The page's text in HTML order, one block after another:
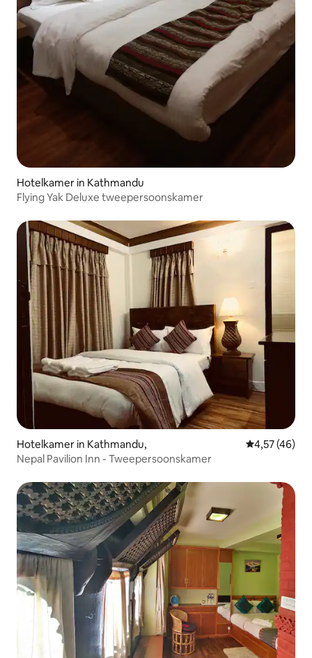
Hotelkamer in Kathmandu
Flying Yak Deluxe tweepersoonskamer
Hotelkamer in Kathmandu, Gemiddelde
4,57 (46)
Nepal Pavilion Inn - Tweepersoonskamer